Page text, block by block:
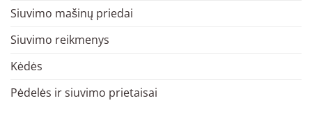
Siuvimo mašinų priedai
Siuvimo reikmenys
Kėdės
Pėdelės ir siuvimo prietaisai